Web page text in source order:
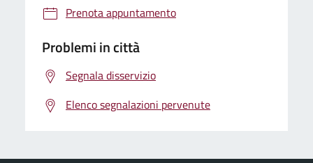
Prenota appuntamento
Problemi in città
Segnala disservizio
Elenco segnalazioni pervenute